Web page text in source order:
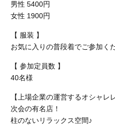
男性 5400円
女性 1900円
【 服装 】
お気に入りの普段着でご参加く
【 参加定員数 】
40名様
【上場企業の運営するオシャ
次会の有名店！
柱のないリラックス空間♪